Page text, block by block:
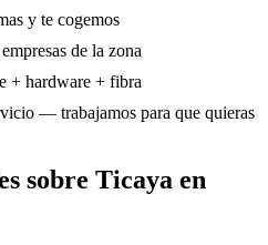
y te cogemos
de la zona
+ hardware + fibra
— trabajamos para que quieras
sobre Ticaya en